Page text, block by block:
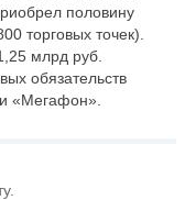
половину
торговых точек).
млрд руб.
обязательств
«Мегафон».